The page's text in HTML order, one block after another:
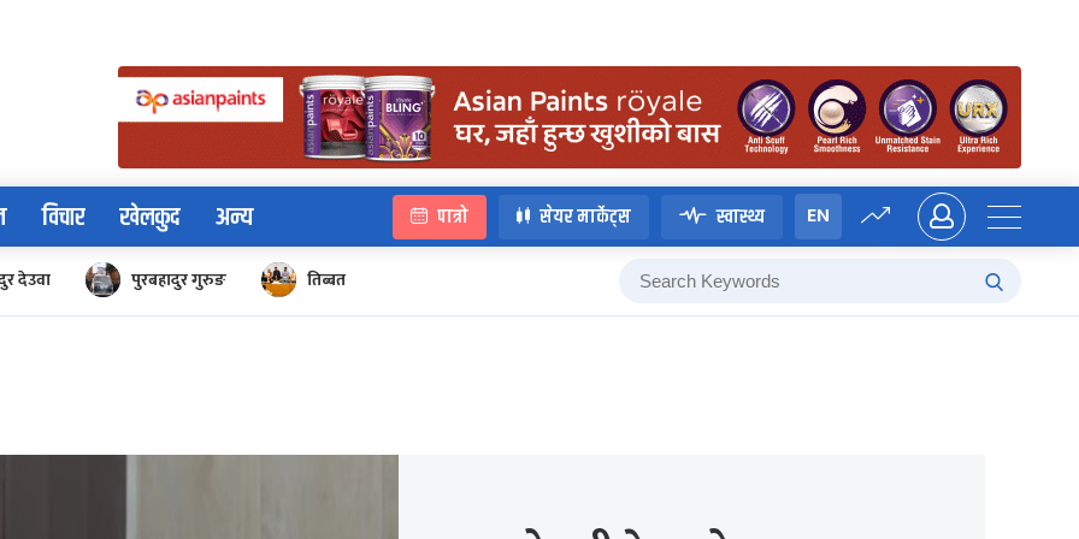
विचार खेलकुद अन्य पात्रो सेयर मार्केट्स स्वास्थ्य EN
देउवा पुरबहादुर गुरुङ तिब्बत